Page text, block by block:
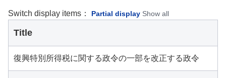
Switch display items： Partial display Show all
Title
復興特別所得税に関する政令の一部を改正する政令